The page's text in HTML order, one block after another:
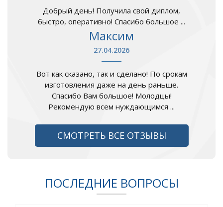
Добрый день! Получила свой диплом,
быстро, оперативно! Спасибо большое ...
Максим
27.04.2026
Вот как сказано, так и сделано! По срокам
изготовления даже на день раньше.
Спасибо Вам большое! Молодцы!
Рекомендую всем нуждающимся ...
СМОТРЕТЬ ВСЕ ОТЗЫВЫ
ПОСЛЕДНИЕ ВОПРОСЫ